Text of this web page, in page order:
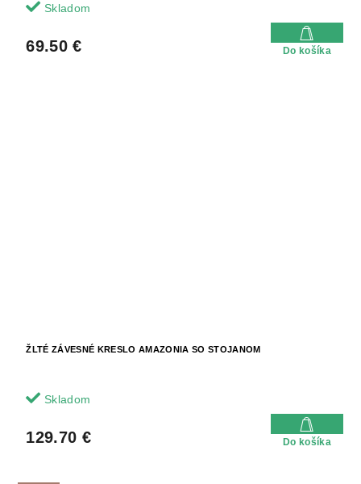
Skladom
69.50 € Do košíka
ŽLTÉ ZÁVESNÉ KRESLO AMAZONIA SO STOJANOM
Skladom
129.70 € Do košíka